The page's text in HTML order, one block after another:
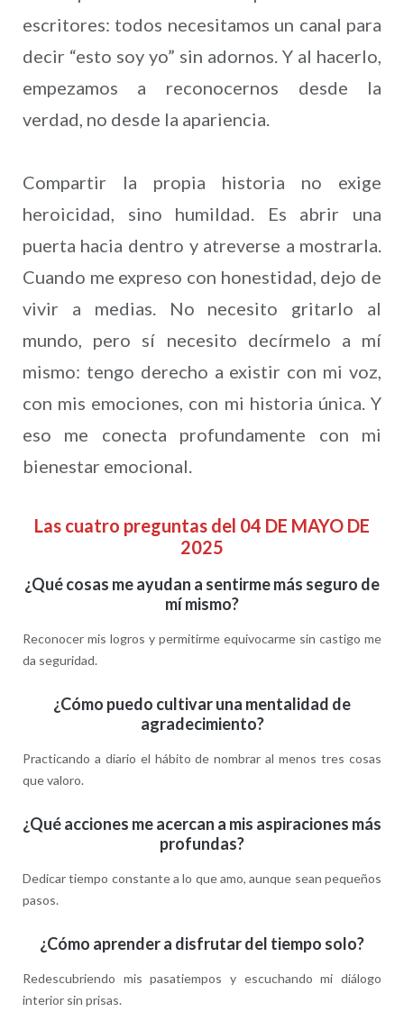
escritores: todos necesitamos un canal para
decir “esto soy yo” sin adornos. Y al hacerlo,
empezamos a reconocernos desde la
verdad, no desde la apariencia.
Compartir la propia historia no exige
heroicidad, sino humildad. Es abrir una
puerta hacia dentro y atreverse a mostrarla.
Cuando me expreso con honestidad, dejo de
vivir a medias. No necesito gritarlo al
mundo, pero sí necesito decírmelo a mí
mismo: tengo derecho a existir con mi voz,
con mis emociones, con mi historia única. Y
eso me conecta profundamente con mi
bienestar emocional.
Las cuatro preguntas del 04 DE MAYO DE
2025
¿Qué cosas me ayudan a sentirme más seguro de
mí mismo?
Reconocer mis logros y permitirme equivocarme sin castigo me
da seguridad.
¿Cómo puedo cultivar una mentalidad de
agradecimiento?
Practicando a diario el hábito de nombrar al menos tres cosas
que valoro.
¿Qué acciones me acercan a mis aspiraciones más
profundas?
Dedicar tiempo constante a lo que amo, aunque sean pequeños
pasos.
¿Cómo aprender a disfrutar del tiempo solo?
Redescubriendo mis pasatiempos y escuchando mi diálogo
interior sin prisas.